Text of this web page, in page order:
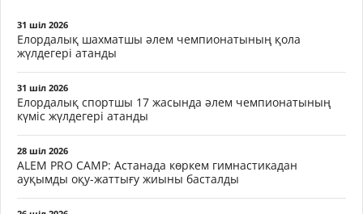
31 шіл 2026
Елордалық шахматшы әлем чемпионатының қола
жүлдегері атанды
31 шіл 2026
Елордалық спортшы 17 жасында әлем чемпионатының
күміс жүлдегері атанды
28 шіл 2026
ALEM PRO CAMP: Астанада көркем гимнастикадан
ауқымды оқу-жаттығу жиыны басталды